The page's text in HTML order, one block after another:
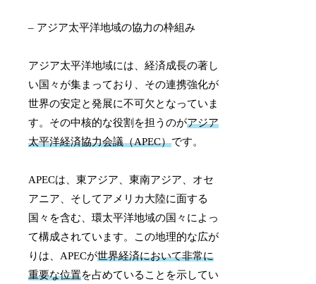
– アジア太平洋地域の協力の枠組み
アジア太平洋地域には、経済成長の著し
い国々が集まっており、その連携強化が
世界の安定と発展に不可欠となっていま
す。その中核的な役割を担うのがアジア
太平洋経済協力会議（APEC）です。
APECは、東アジア、東南アジア、オセ
アニア、そしてアメリカ大陸に面する
国々を含む、環太平洋地域の国々によっ
て構成されています。この地理的な広が
りは、APECが世界経済において非常に
重要な位置を占めていることを示してい